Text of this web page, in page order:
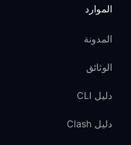
الموارد
المدونة
الوثائق
دليل CLI
دليل Clash